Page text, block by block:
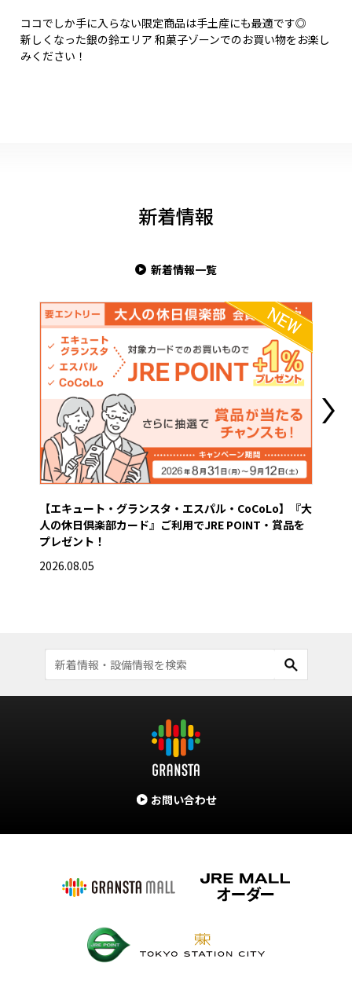
ココでしか手に入らない限定商品は手土産にも最適です◎
新しくなった銀の鈴エリア 和菓子ゾーンでのお買い物をお楽し
みください！
新着情報
新着情報一覧
【エキュート・グランスタ・エスパル・CoCoLo】『大
人の休日倶楽部カード』ご利用でJRE POINT・賞品を
プレゼント！
2026.08.05
お問い合わせ